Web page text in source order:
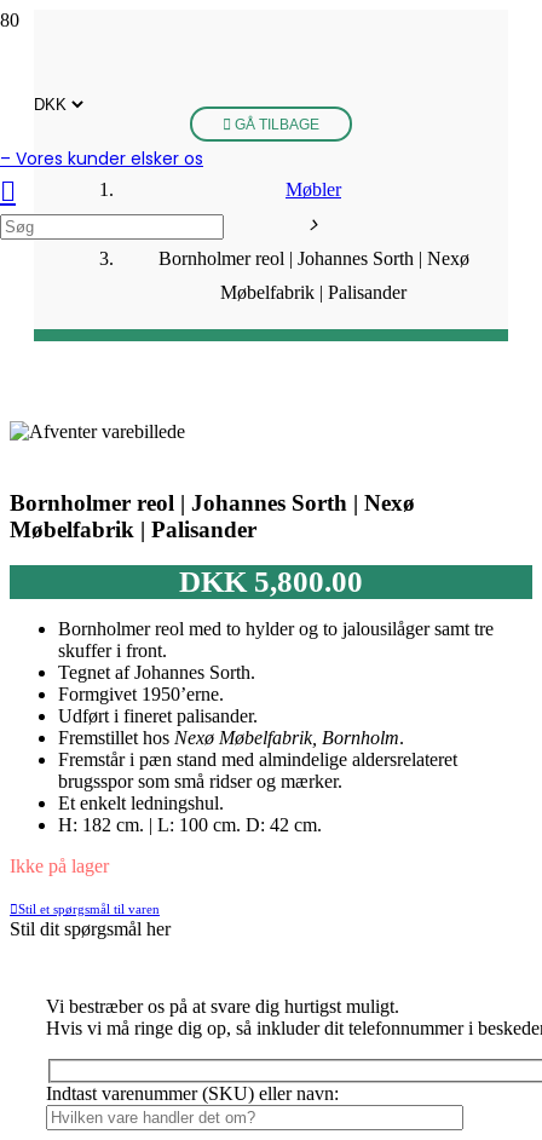
– Vores kunder elsker os
GÅ TILBAGE
Møbler
Bornholmer reol | Johannes Sorth | Nexø
Møbelfabrik | Palisander
Bornholmer reol | Johannes Sorth | Nexø
Møbelfabrik | Palisander
DKK5,800.00
Bornholmer reol med to hylder og to jalousilåger samt tre
skuffer i front.
Tegnet af Johannes Sorth.
Formgivet 1950’erne.
Udført i fineret palisander.
Fremstillet hos Nexø Møbelfabrik, Bornholm.
Fremstår i pæn stand med almindelige aldersrelateret
brugsspor som små ridser og mærker.
Et enkelt ledningshul.
H: 182 cm. | L: 100 cm. D: 42 cm.
Ikke på lager
Stil et spørgsmål til varen
Stil dit spørgsmål her
Vi bestræber os på at svare dig hurtigst muligt.
Hvis vi må ringe dig op, så inkluder dit telefonnummer i
Indtast varenummer (SKU) eller navn: